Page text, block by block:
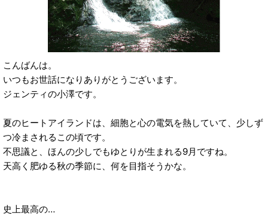
こんばんは。
いつもお世話になりありがとうございます。
ジェンティの小澤です。
夏のヒートアイランドは、細胞と心の電気を熱していて、少しず
つ冷まされるこの頃です。
不思議と、ほんの少しでもゆとりが生まれる9月ですね。
天高く肥ゆる秋の季節に、何を目指そうかな。
史上最高の…